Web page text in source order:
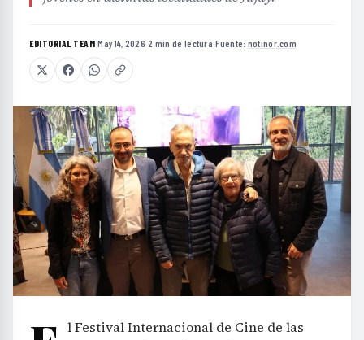
E l Festival Internacional de Cine de las
programación extensa que incluye casi 200